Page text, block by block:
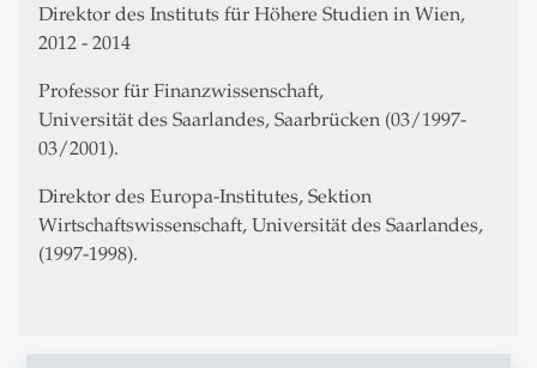
Direktor des Instituts für Höhere Studien in Wien,
2012 - 2014
Professor für Finanzwissenschaft,
Universität des Saarlandes, Saarbrücken (03/1997-
03/2001).
Direktor des Europa-Institutes, Sektion
Wirtschaftswissenschaft, Universität des Saarlandes,
(1997-1998).